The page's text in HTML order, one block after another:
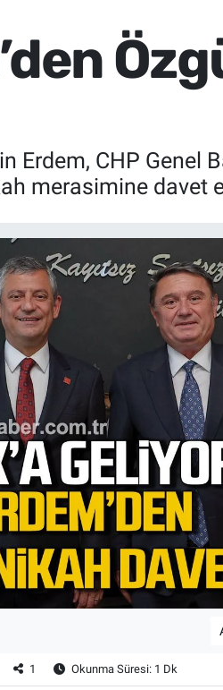
Erdem, CHP Genel
merasimine davet
1 Okunma Süresi: 1 Dk